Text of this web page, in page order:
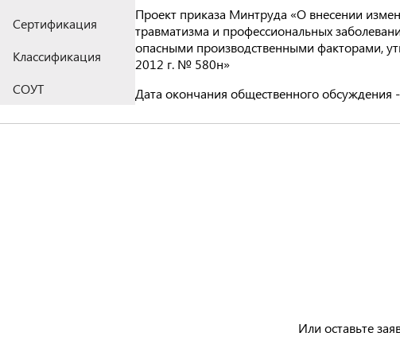
Сертификация
Классификация
СОУТ
Проект приказа Минтруда «О внесении
травматизма и профессиональных
опасными производственными факторами,
2012 г. № 580н»
Дата окончания общественного обсуждения
Или оставьте